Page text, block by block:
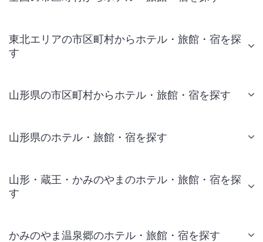
東北エリアの市区町村からホテル・旅館・宿を探
す
山形県の市区町村からホテル・旅館・宿を探す
山形県のホテル・旅館・宿を探す
山形・蔵王・かみのやまのホテル・旅館・宿を探
す
かみのやま温泉郷のホテル・旅館・宿を探す